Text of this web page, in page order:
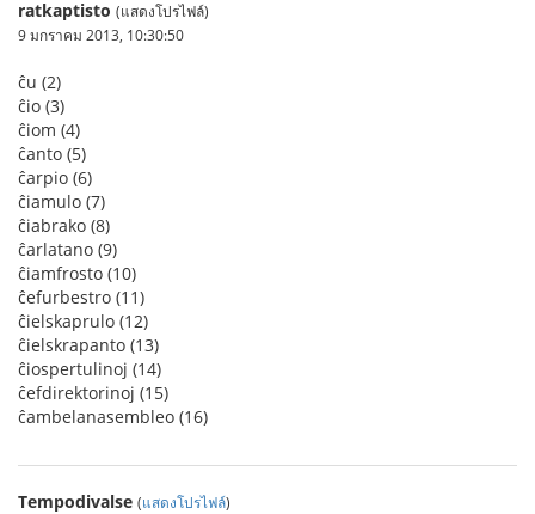
ratkaptisto (แสดงโปรไฟล์)
9 มกราคม 2013, 10:30:50
ĉu (2)
ĉio (3)
ĉiom (4)
ĉanto (5)
ĉarpio (6)
ĉiamulo (7)
ĉiabrako (8)
ĉarlatano (9)
ĉiamfrosto (10)
ĉefurbestro (11)
ĉielskaprulo (12)
ĉielskrapanto (13)
ĉiospertulinoj (14)
ĉefdirektorinoj (15)
ĉambelanasembleo (16)
Tempodivalse (แสดงโปรไฟล์)